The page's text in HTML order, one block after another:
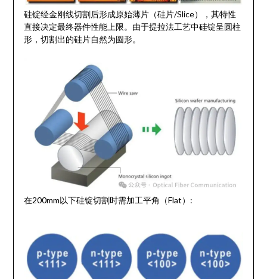
硅锭经金刚线切割后形成原始薄片（硅片/Slice），其特性
直接决定最终器件性能上限。由于提拉法工艺中硅锭呈圆柱
形，切割出的硅片自然为圆形。
在200mm以下硅锭切割时需加工平角（Flat）: